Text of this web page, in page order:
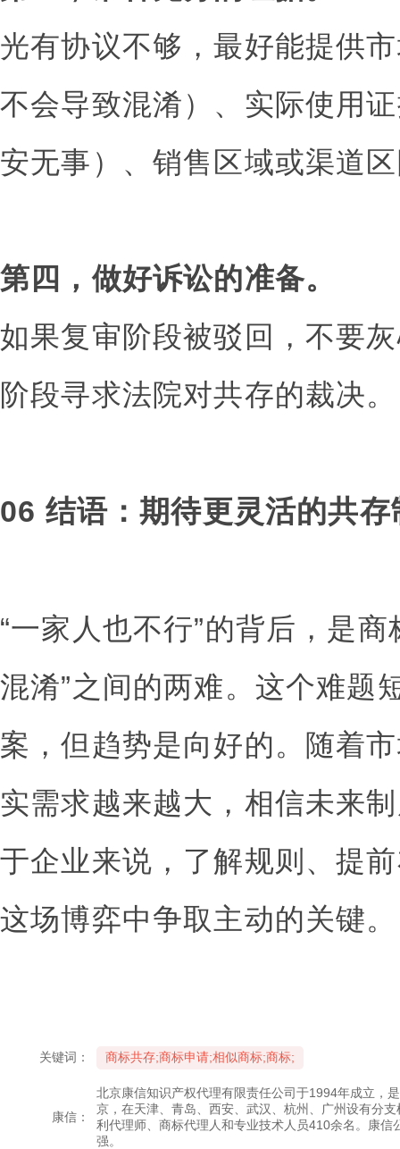
光有协议不够，最好能提供
不会导致混淆）、实际使用
安无事）、销售区域或渠道
第四，做好诉讼的准备。
如果复审阶段被驳回，不要
阶段寻求法院对共存的裁决。
06 结语：期待更灵活的共存
“一家人也不行”的背后，是商
混淆”之间的两难。这个难题
案，但趋势是向好的。随着
实需求越来越大，相信未来
于企业来说，了解规则、提
这场博弈中争取主动的关键。
关键词： 商标共存;商标申请;相似商标;商标;
康信：
北京康信知识产权代理有限责任公司于1994年成立，
京，在天津、青岛、西安、武汉、杭州、广州设有分
利代理师、商标代理人和专业技术人员410余名。康
强。